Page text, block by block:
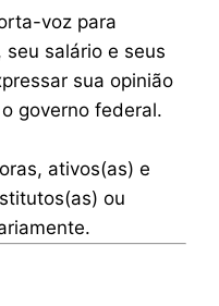
voz para
salário e seus
sua opinião
governo federal.
ativos(as) e
ou